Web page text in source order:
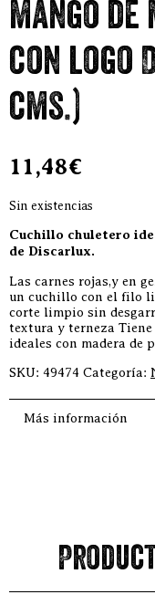
mango de
con logo
cms.)
11,48€
Sin existencias
Cuchillo chuletero
de Discarlux.
Las carnes rojas,y en
un cuchillo con el filo
corte limpio sin
textura y terneza
ideales con madera de
SKU: 49474 Categoría:
Más información